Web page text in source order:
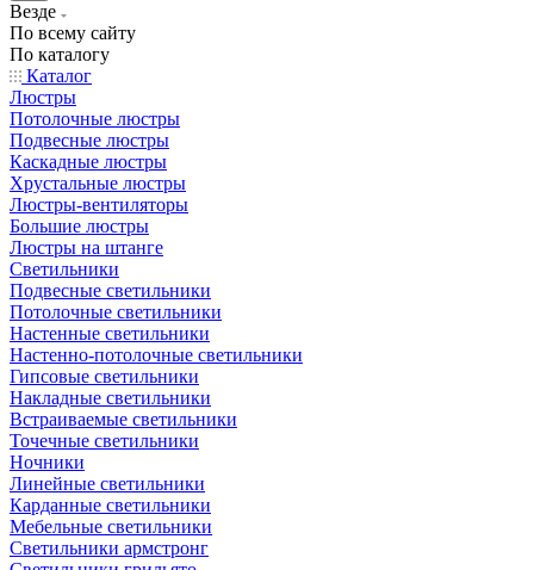
Везде
По всему сайту
По каталогу
Каталог
Люстры
Потолочные люстры
Подвесные люстры
Каскадные люстры
Хрустальные люстры
Люстры-вентиляторы
Большие люстры
Люстры на штанге
Светильники
Подвесные светильники
Потолочные светильники
Настенные светильники
Настенно-потолочные светильники
Гипсовые светильники
Накладные светильники
Встраиваемые светильники
Точечные светильники
Ночники
Линейные светильники
Карданные светильники
Мебельные светильники
Светильники армстронг